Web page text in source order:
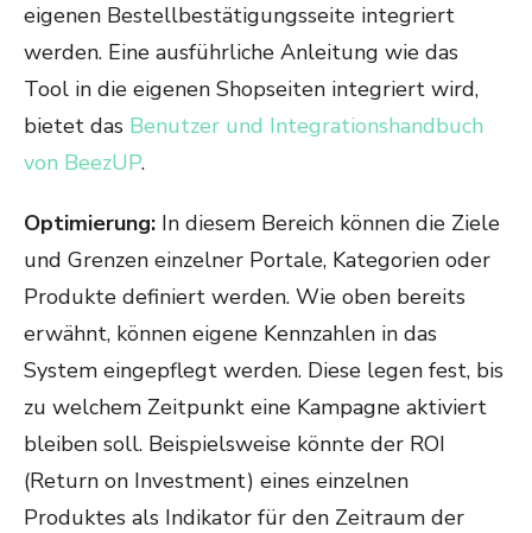
eigenen Bestellbestätigungsseite integriert
werden. Eine ausführliche Anleitung wie das
Tool in die eigenen Shopseiten integriert wird,
bietet das Benutzer und Integrationshandbuch
von BeezUP.
Optimierung: In diesem Bereich können die Ziele
und Grenzen einzelner Portale, Kategorien oder
Produkte definiert werden. Wie oben bereits
erwähnt, können eigene Kennzahlen in das
System eingepflegt werden. Diese legen fest, bis
zu welchem Zeitpunkt eine Kampagne aktiviert
bleiben soll. Beispielsweise könnte der ROI
(Return on Investment) eines einzelnen
Produktes als Indikator für den Zeitraum der